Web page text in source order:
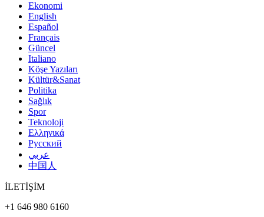
Ekonomi
English
Español
Français
Güncel
Italiano
Köşe Yazıları
Kültür&Sanat
Politika
Sağlık
Spor
Teknoloji
Ελληνικά
Русский
عربي
中国人
İLETİŞİM
+1 646 980 6160